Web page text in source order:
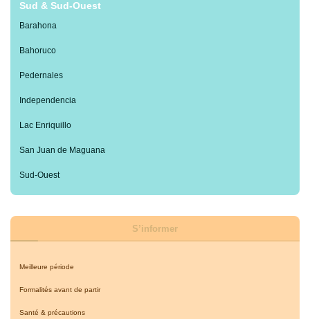
Sud & Sud-Ouest
Barahona
Bahoruco
Pedernales
Independencia
Lac Enriquillo
San Juan de Maguana
Sud-Ouest
S’informer
Meilleure période
Formalités avant de partir
Santé & précautions